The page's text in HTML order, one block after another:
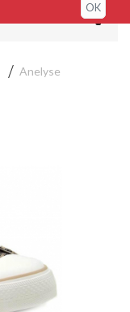
OK
Anelyse